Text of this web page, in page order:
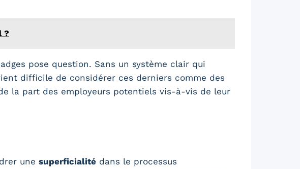
?
pose question. Sans un système clair qui
difficile de considérer ces derniers comme des
la part des employeurs potentiels vis-à-vis de leur
une superficialité dans le processus